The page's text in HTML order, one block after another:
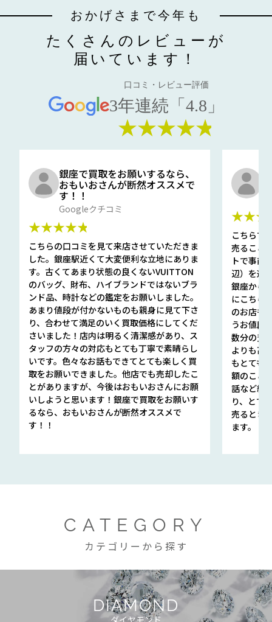
おかげさまで今年も
たくさんのレビューが
届いています！
口コミ・レビュー評価
3年連続「4.8」
★★★★★
銀座で買取をお願いするなら、
おもいおさんが断然オススメで
す！！
Googleクチコミ
★★★★★
こちらの口コミを見て来店させていただきま
した。銀座駅近くて大変便利な立地にありま
す。古くてあまり状態の良くないVUITTON
のバッグ、財布、ハイブランドではないブラ
ンド品、時計などの鑑定をお願いしました。
あまり値段が付かないものも親身に見て下さ
り、合わせて満足のいく買取価格にしてくだ
さいました！店内は明るく清潔感があり、ス
タッフの方々の対応もとても丁寧で素晴らし
いです。色々なお話もできてとても楽しく買
取をお願いできました。他店でも売却したこ
とがありますが、今後はおもいおさんにお願
いしようと思います！銀座で買取をお願いす
るなら、おもいおさんが断然オススメで
す！！
こちらで
売ること
トで事前
辺）を選
銀座から
にこちら
のお店も
うお値段
数分の査
よりも高
もとても
額のこと
話など細
り、とて
売るとき
ます。
CATEGORY
カテゴリーから探す
DIAMOND